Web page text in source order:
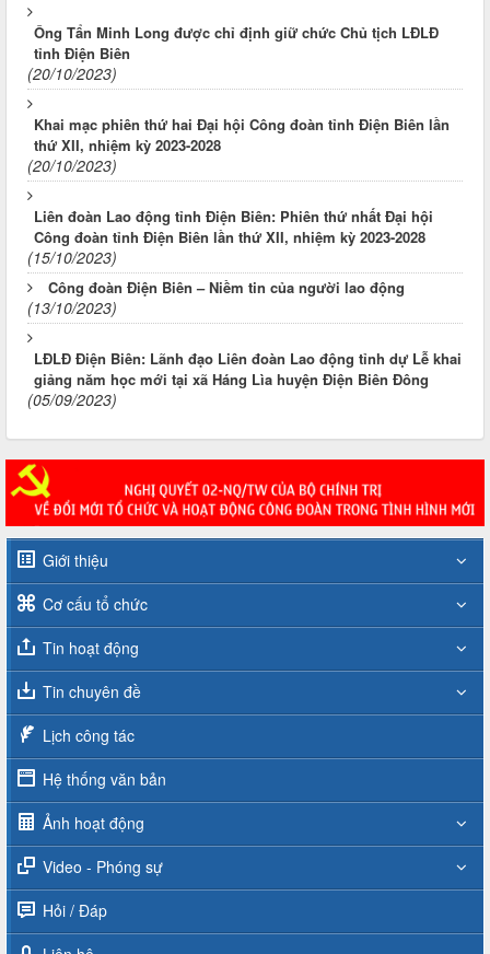
Ông Tẩn Minh Long được chỉ định giữ chức Chủ tịch LĐLĐ
tỉnh Điện Biên
(20/10/2023)
Khai mạc phiên thứ hai Đại hội Công đoàn tỉnh Điện Biên lần
thứ XII, nhiệm kỳ 2023-2028
(20/10/2023)
Liên đoàn Lao động tỉnh Điện Biên: Phiên thứ nhất Đại hội
Công đoàn tỉnh Điện Biên lần thứ XII, nhiệm kỳ 2023-2028
(15/10/2023)
Công đoàn Điện Biên – Niềm tin của người lao động
(13/10/2023)
LĐLĐ Điện Biên: Lãnh đạo Liên đoàn Lao động tỉnh dự Lễ khai
giảng năm học mới tại xã Háng Lìa huyện Điện Biên Đông
(05/09/2023)
Giới thiệu
Cơ cấu tổ chức
Tin hoạt động
Tin chuyên đề
Lịch công tác
Hệ thống văn bản
Ảnh hoạt động
Video - Phóng sự
Hỏi / Đáp